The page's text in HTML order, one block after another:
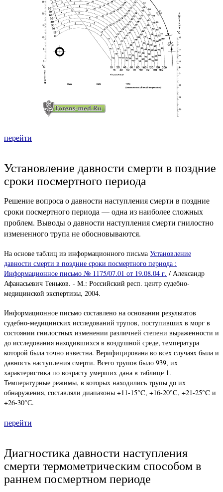
перейти
Установление давности смерти в поздние
сроки посмертного периода
Решение вопроса о давности наступления смерти в поздние
сроки посмертного периода — одна из наиболее сложных
проблем. Выводы о давности наступления смерти гнилостно
измененного трупа не обосновываются.
На основе таблиц из информационного письма Установление
давности смерти в поздние сроки посмертного периода :
Информационное письмо № 1175/07.01 от 19.08.04 г. / Александр
Афанасьевич Теньков. - М.: Российский респ. центр судебно-
медицинской экспертизы, 2004.
Информационное письмо составлено на основании результатов
судебно-медицинских исследований трупов, поступивших в морг в
состоянии гнилостных изменении различней степени выраженности и
до исследования находившихся в воздушной среде, температура
которой была точно известна. Верифицирована во всех случаях была и
давность наступления смерти. Всего трупов было 939, их
характеристика по возрасту умерших дана в таблице 1.
Температурные режимы, в которых находились трупы до их
обнаружения, составляли диапазоны +11-15°C, +16-20°C, +21-25°C и
+26-30°С.
перейти
Диагностика давности наступления
смерти термометрическим способом в
раннем посмертном периоде